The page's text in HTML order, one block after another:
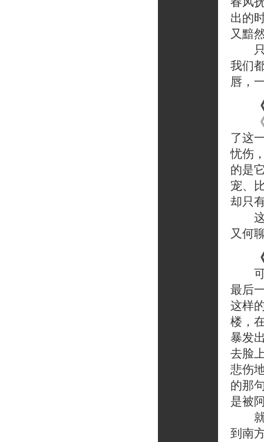
出的
又黯
只
我们
唇，
《
了这
忧伤
的是
宠、
却只
这
又何
可
最后
这样
楼，
暴发
去脸
悲伤
的那
是被
就
到南